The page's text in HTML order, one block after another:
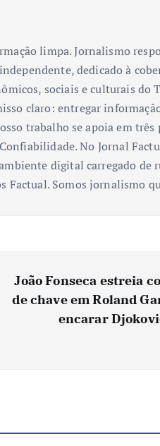
limpa. Jornalismo
dedicado à
sociais e culturais do
claro: entregar
trabalho se apoia em três
No Jornal
digital carregado de
Factual. Somos jornalismo
João Fonseca estreia
de chave em Roland
encarar